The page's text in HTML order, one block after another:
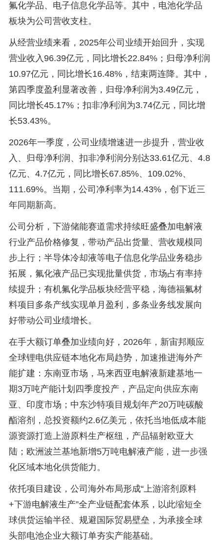
氟化学品、电子信息化学品等。其中，电池化学品
板块为公司营收支柱。
从经营业绩来看，2025年公司业绩开始回升，实现
营业收入96.39亿元，同比增长22.84%；归母净利润
10.97亿元，同比增长16.48%，结束两连降。其中，
第四季度盈利显著改善，归母净利润为3.49亿元，
同比增长45.17%；扣非净利润为3.74亿元，同比增
长53.43%。
2026年一季度，公司业绩增速进一步提升，营业收
入、归母净利润、扣非净利润分别达33.61亿元、4.8
亿元、4.7亿元，同比增长67.85%、109.02%、
111.69%。当期，公司净利率为14.43%，创下近三
年同期新高。
公司分析，下游储能赛道需求持续旺盛叠加电解液
行业产品价格修复，带动产品出货量、营收规模同
步上行；半导体冷却液等电子信息化学品业务稳步
拓展，氟化液产品已实现批量供货，市场占有率持
续提升；有机氟化学品板块经营平稳，海德福氟材
料项目多条产线实现单月盈利，多条业务线发展向
好带动公司业绩增长。
在手大额订单叠加业绩向好，2026年，新宙邦顺应
全球锂电供应链本地化布局趋势，加速推进海外产
能扩建：东南亚市场，马来西亚电解液新建基地一
期3万吨产能计划四季度投产，产品定向供应东南
亚、印度市场；中东沙特项目规划年产20万吨碳酸
酯溶剂，总投资额约2.6亿美元，依托当地低成本能
源资源打造上游原料生产枢纽，产品辐射欧亚大
陆；欧洲波兰基地新增5万吨电解液产能，进一步强
化区域本地化供货能力。
依托项目建设，公司海外布局形成“上游溶剂原料
+下游电解液生产”全产业链配套体系，以此缩短全
球供货运输半径、规避国际贸易壁垒，为承接全球
头部电池企业大额订单夯实产能基础。